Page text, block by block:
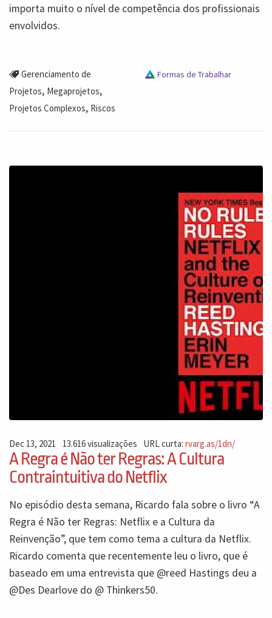
importa muito o nível de competência dos profissionais
envolvidos.
Gerenciamento de
Projetos, Megaprojetos,
Projetos Complexos, Riscos
Formas de Trabalhar
Dec 13, 2021 13.616 visualizações URL curta:rvarg.as/1dn/
A Regra é Não ter Regras: A Cultura
Contraintuitiva do Netflix
No episódio desta semana, Ricardo fala sobre o livro “A
Regra é Não ter Regras: Netflix e a Cultura da
Reinvenção”, que tem como tema a cultura da Netflix.
Ricardo comenta que recentemente leu o livro, que é
baseado em uma entrevista que @reed Hastings deu a
@Des Dearlove do @ Thinkers50.